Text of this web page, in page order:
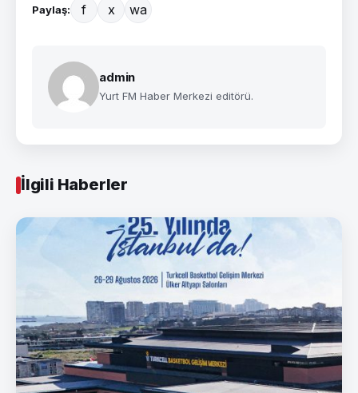
Paylaş: f x wa
admin
Yurt FM Haber Merkezi editörü.
İlgili Haberler